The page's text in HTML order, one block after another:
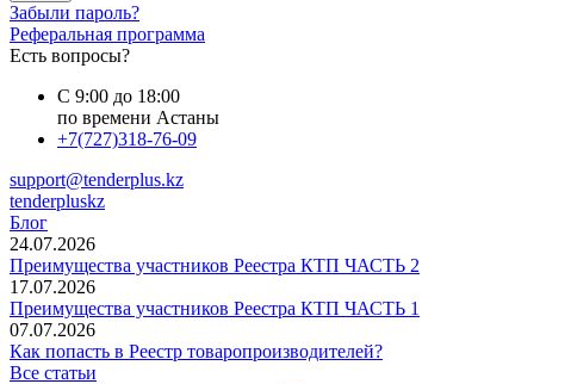
Забыли пароль?
Реферальная программа
Есть вопросы?
С 9:00 до 18:00
по времени Астаны
+7(727)318-76-09
support@tenderplus.kz
tenderpluskz
Блог
24.07.2026
Преимущества участников Реестра КТП ЧАСТЬ 2
17.07.2026
Преимущества участников Реестра КТП ЧАСТЬ 1
07.07.2026
Как попасть в Реестр товаропроизводителей?
Все статьи